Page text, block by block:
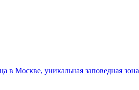
в Москве, уникальная заповедная зона